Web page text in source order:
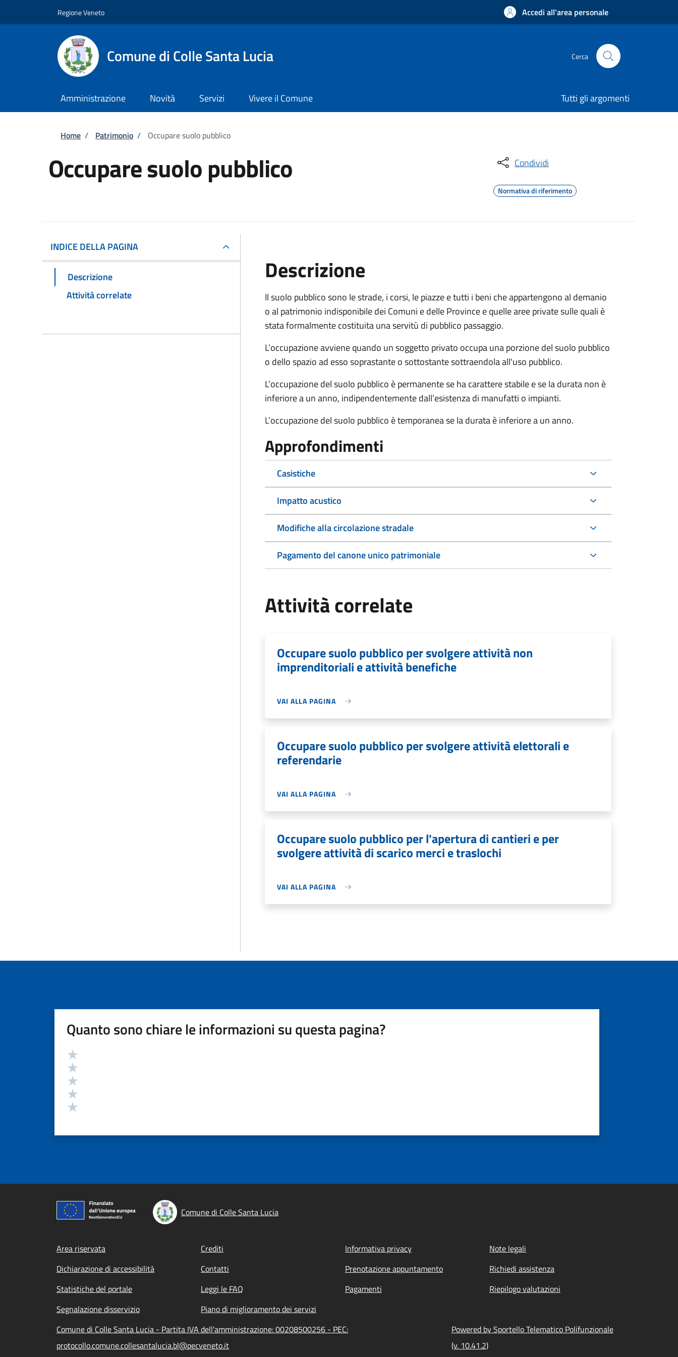
Regione Veneto Accedi all'area personale
Comune di Colle Santa Lucia Cerca
Amministrazione Novità Servizi Vivere il Comune Tutti gli argomenti
Briciole di pane
Home / Patrimonio / Occupare suolo pubblico
Occupare suolo pubblico Condividi
Normativa di riferimento
INDICE DELLA PAGINA
Descrizione
Attività correlate
Descrizione
Il suolo pubblico sono le strade, i corsi, le piazze e tutti i beni che appartengono al demanio
o al patrimonio indisponibile dei Comuni e delle Province e quelle aree private sulle quali è
stata formalmente costituita una servitù di pubblico passaggio.
L’occupazione avviene quando un soggetto privato occupa una porzione del suolo pubblico
o dello spazio ad esso soprastante o sottostante sottraendola all'uso pubblico.
L’occupazione del suolo pubblico è permanente se ha carattere stabile e se la durata non è
inferiore a un anno, indipendentemente dall’esistenza di manufatti o impianti.
L’occupazione del suolo pubblico è temporanea se la durata è inferiore a un anno.
Approfondimenti
Casistiche
Impatto acustico
Modifiche alla circolazione stradale
Pagamento del canone unico patrimoniale
Attività correlate
Occupare suolo pubblico per svolgere attività non
imprenditoriali e attività benefiche
VAI ALLA PAGINA
Occupare suolo pubblico per svolgere attività elettorali e
referendarie
VAI ALLA PAGINA
Occupare suolo pubblico per l'apertura di cantieri e per
svolgere attività di scarico merci e traslochi
VAI ALLA PAGINA
Quanto sono chiare le informazioni su questa pagina?
Valutazione
Comune di Colle Santa Lucia
Footer menu
Area riservata Crediti Informativa privacy
Note legali
Dichiarazione di accessibilità
Contatti Prenotazione appuntamento
Richiedi assistenza
Statistiche del portale
Leggi le FAQ Pagamenti
Riepilogo valutazioni
Segnalazione disservizio
Piano di miglioramento dei servizi
Comune di Colle Santa Lucia - Partita IVA dell'amministrazione: 00208500256 - PEC:
protocollo.comune.collesantalucia.bl@pecveneto.it
Powered by Sportello Telematico Polifunzionale
(v. 10.41.2)